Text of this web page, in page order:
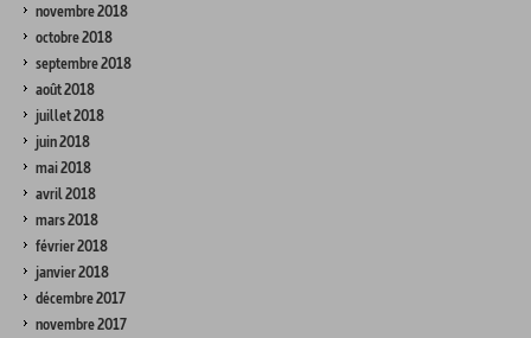
novembre 2018
octobre 2018
septembre 2018
août 2018
juillet 2018
juin 2018
mai 2018
avril 2018
mars 2018
février 2018
janvier 2018
décembre 2017
novembre 2017